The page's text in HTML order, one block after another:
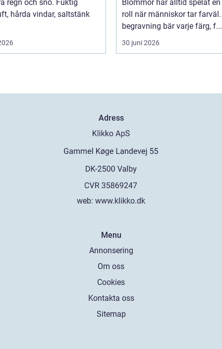
regn och snö. Fuktig
hårda vindar, saltstänk
Blommor har alltid spelat
roll när människor tar farväl.
begravning bär varje färg, f...
30 juni 2026
Adress
web: www.klikko.dk
Menu
Annonsering
Om oss
Cookies
Kontakta oss
Sitemap